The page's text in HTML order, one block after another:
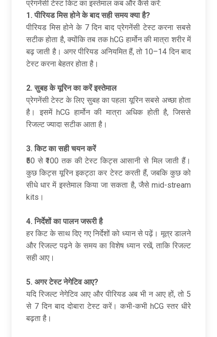
प्रेगनेंसी टेस्ट किट का इस्तेमाल कब और कैसे करें:
1.पीरियड मिस होने के बाद सही समय क्या है?
पीरियड मिस होने के 7 दिन बाद प्रेगनेंसी टेस्ट करना सबसे
सटीक होता है, क्योंकि तब तक hCG हार्मोन की मात्रा शरीर में
बढ़ जाती है। अगर पीरियड अनियमित हैं, तो 10–14 दिन बाद
टेस्ट करना बेहतर होता है।
2.सुबह के यूरिन का करें इस्तेमाल
प्रेगनेंसी टेस्ट के लिए सुबह का पहला यूरिन सबसे अच्छा होता
है। इसमें hCG हार्मोन की मात्रा अधिक होती है, जिससे
रिजल्ट ज्यादा सटीक आता है।
3.किट का सही चयन करें
₹50 से ₹100 तक की टेस्ट किट्स आसानी से मिल जाती हैं।
कुछ किट्स यूरिन इकट्ठा कर टेस्ट करती हैं, जबकि कुछ को
सीधे धार में इस्तेमाल किया जा सकता है, जैसे mid-stream
kits।
4.निर्देशों का पालन जरूरी है
हर किट के साथ दिए गए निर्देशों को ध्यान से पढ़ें। मूत्र डालने
और रिजल्ट पढ़ने के समय का विशेष ध्यान रखें, ताकि रिजल्ट
सही आए।
5. अगर टेस्ट नेगेटिव आए?
यदि रिजल्ट नेगेटिव आए और पीरियड अब भी न आए हों, तो 5
से 7 दिन बाद दोबारा टेस्ट करें। कभी-कभी hCG स्तर धीरे
बढ़ता है।